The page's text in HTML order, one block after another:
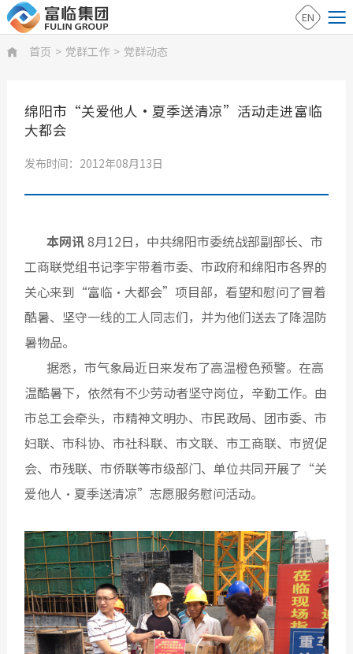
EN
 首页 > 党群工作 > 党群动态
绵阳市“关爱他人•夏季送清凉”活动走进富临
大都会
发布时间：2012年08月13日
本网讯8月12日，中共绵阳市委统战部副部长、市
工商联党组书记李宇带着市委、市政府和绵阳市各界的
关心来到“富临•大都会”项目部，看望和慰问了冒着
酷暑、坚守一线的工人同志们，并为他们送去了降温防
暑物品。
据悉，市气象局近日来发布了高温橙色预警。在高
温酷暑下，依然有不少劳动者坚守岗位，辛勤工作。由
市总工会牵头，市精神文明办、市民政局、团市委、市
妇联、市科协、市社科联、市文联、市工商联、市贸促
会、市残联、市侨联等市级部门、单位共同开展了“关
爱他人•夏季送清凉”志愿服务慰问活动。